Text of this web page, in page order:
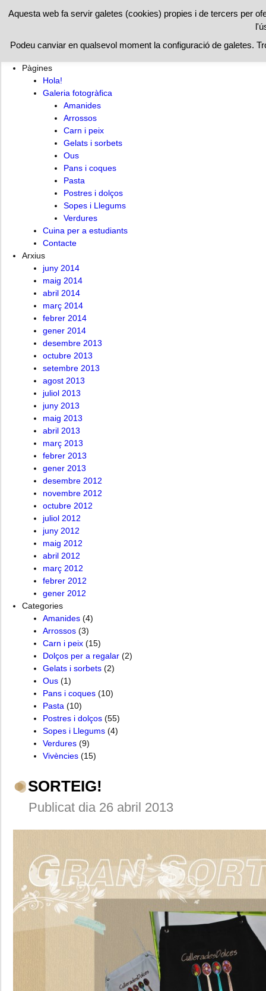
Hola! Cuina per a estudiants Contacte
Pàgines
Hola!
Galeria fotogràfica
Amanides
Arrossos
Carn i peix
Gelats i sorbets
Ous
Pans i coques
Pasta
Postres i dolços
Sopes i Llegums
Verdures
Cuina per a estudiants
Contacte
Arxius
juny 2014
maig 2014
abril 2014
març 2014
febrer 2014
gener 2014
desembre 2013
octubre 2013
setembre 2013
agost 2013
juliol 2013
juny 2013
maig 2013
abril 2013
març 2013
febrer 2013
gener 2013
desembre 2012
novembre 2012
octubre 2012
juliol 2012
juny 2012
maig 2012
abril 2012
març 2012
febrer 2012
gener 2012
Categories
Amanides (4)
Arrossos (3)
Carn i peix (15)
Dolços per a regalar (2)
Gelats i sorbets (2)
Ous (1)
Pans i coques (10)
Pasta (10)
Postres i dolços (55)
Sopes i Llegums (4)
Verdures (9)
Vivències (15)
SORTEIG!
Publicat dia 26 abril 2013
Aquesta web fa servir galetes (cookies) propies i de tercers per
Podeu canviar en qualsevol moment la configuració de galetes.